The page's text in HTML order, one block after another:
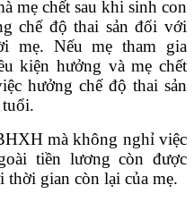
mẹ chết sau khi sinh con
chế độ thai sản đối với
mẹ. Nếu mẹ tham gia
kiện hưởng và mẹ chết
hưởng chế độ thai sản
mà không nghỉ việc
tiền lương còn được
thời gian còn lại của mẹ.